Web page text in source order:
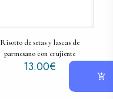
Risotto de setas y lascas de
parmesano con crujiente
13.00€